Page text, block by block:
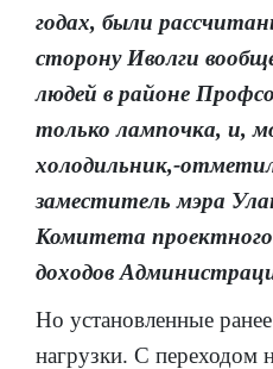
годах, были
сторону Иволги
людей в районе
только лампочка, и,
холодильник,-
заместитель мэра
Комитета проектного
доходов
Но установленные
нагрузки. С переходом